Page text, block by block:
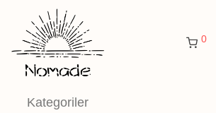
0
Kategoriler